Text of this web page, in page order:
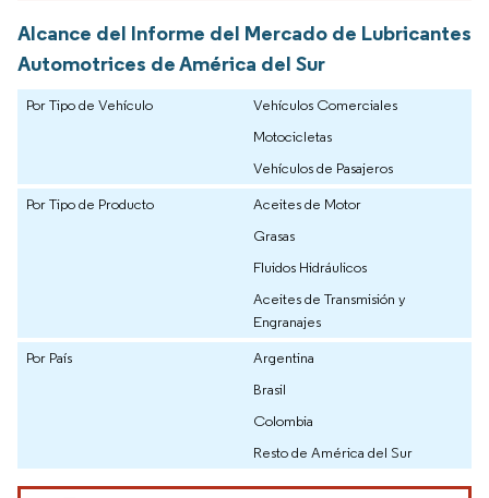
Alcance del Informe del Mercado de Lubricantes
Automotrices de América del Sur
Por Tipo de Vehículo
Vehículos Comerciales
Motocicletas
Vehículos de Pasajeros
Por Tipo de Producto
Aceites de Motor
Grasas
Fluidos Hidráulicos
Aceites de Transmisión y
Engranajes
Por País
Argentina
Brasil
Colombia
Resto de América del Sur